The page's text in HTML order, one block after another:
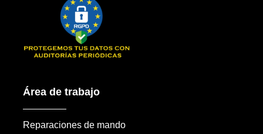
Área de trabajo
Reparaciones de mando